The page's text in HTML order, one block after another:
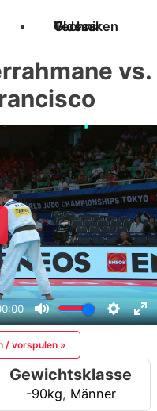
Techniken
Videos
Glossar
vs.
/ vorspulen »
Gewichtsklasse
-90kg, Männer